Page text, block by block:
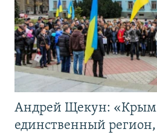
Андрей Щекун: «Крым
единственный